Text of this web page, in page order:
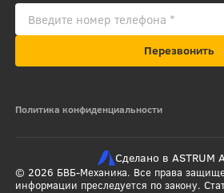
Перезвонить
Политика конфиденциальности
© 2026 БВБ-Механика. Все права
информации преследуется по закону.
Сделано в ASTRUM